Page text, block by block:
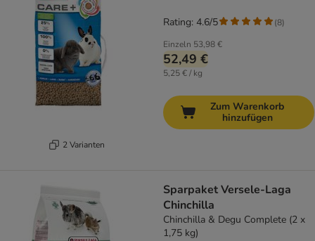
2 Varianten
Einzeln 53,98 €
52,49 €
5,25 € / kg
Rating: 4.6/5 (8)
Zum Warenkorb
hinzufügen
Sparpaket Versele-Laga
Chinchilla
Chinchilla & Degu Complete (2 x
1,75 kg)